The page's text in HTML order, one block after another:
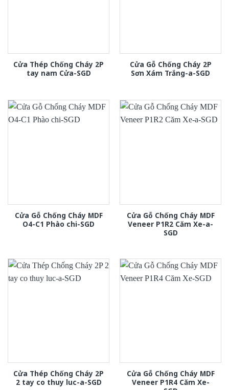
Cửa Thép Chống Cháy 2P
tay nam Cửa-SGD
Cửa Gỗ Chống Cháy 2P
Sơn Xám Trắng-a-SGD
Cửa Gỗ Chống Cháy MDF
O4-C1 Phào chi-SGD
Cửa Gỗ Chống Cháy MDF
Veneer P1R2 Căm Xe-a-
SGD
Cửa Thép Chống Cháy 2P
2 tay co thuy luc-a-SGD
Cửa Gỗ Chống Cháy MDF
Veneer P1R4 Căm Xe-